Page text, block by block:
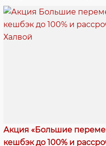
Акция «Большие
кешбэк до 100% и